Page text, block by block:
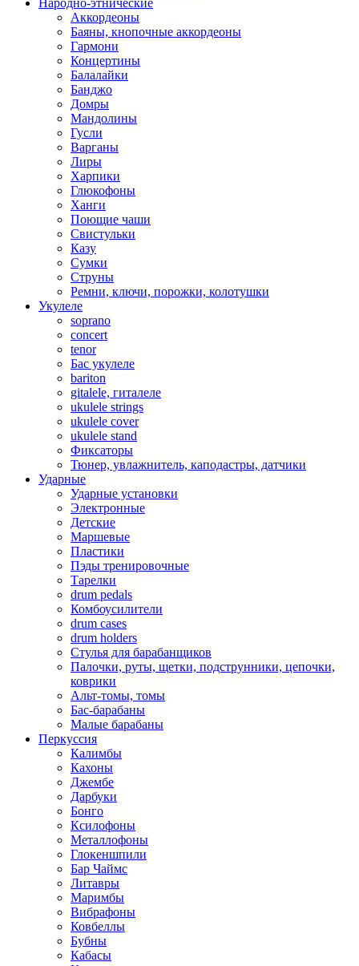
Народно-этнические
Аккордеоны
Баяны, кнопочные аккордеоны
Гармони
Концертины
Балалайки
Банджо
Домры
Мандолины
Гусли
Варганы
Лиры
Харпики
Глюкофоны
Ханги
Поющие чаши
Свистульки
Казу
Сумки
Струны
Ремни, ключи, порожки, колотушки
Укулеле
soprano
concert
tenor
Бас укулеле
bariton
gitalele, гиталеле
ukulele strings
ukulele cover
ukulele stand
Фиксаторы
Тюнер, увлажнитель, каподастры, датчики
Ударные
Ударные установки
Электронные
Детские
Маршевые
Пластики
Пэды тренировочные
Тарелки
drum pedals
Комбоусилители
drum cases
drum holders
Стулья для барабанщиков
Палочки, руты, щетки, подструнники, цепочки,
коврики
Альт-томы, томы
Бас-барабаны
Малые барабаны
Перкуссия
Калимбы
Кахоны
Джембе
Дарбуки
Бонго
Ксилофоны
Металлофоны
Глокеншпили
Бар Чаймс
Литавры
Маримбы
Вибрафоны
Ковбеллы
Бубны
Кабасы